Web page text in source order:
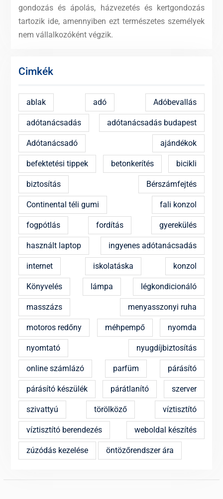
gondozás és ápolás, házvezetés és kertgondozás
tartozik ide, amennyiben ezt természetes személyek
nem vállalkozóként végzik.
Cimkék
ablak adó Adóbevallás
adótanácsadás adótanácsadás budapest
Adótanácsadó ajándékok
befektetési tippek betonkerítés bicikli
biztosítás Bérszámfejtés
Continental téli gumi fali konzol
fogpótlás fordítás gyerekülés
használt laptop ingyenes adótanácsadás
internet iskolatáska konzol
Könyvelés lámpa légkondicionáló
masszázs menyasszonyi ruha
motoros redőny méhpempő nyomda
nyomtató nyugdíjbiztosítás
online számlázó parfüm párásító
párásító készülék párátlanító szerver
szivattyú törölköző víztisztító
víztisztító berendezés weboldal készítés
zúzódás kezelése öntözőrendszer ára